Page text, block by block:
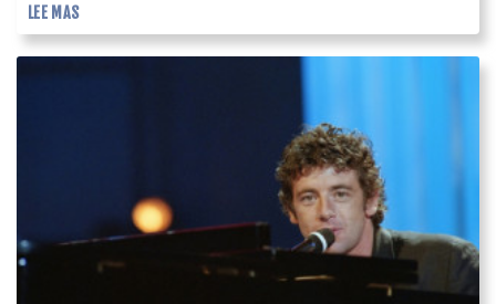
Putin, indicó este miércoles a AFP el Ministerio del Interior.
LEE MAS